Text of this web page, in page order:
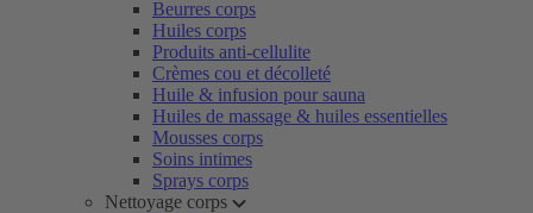
Beurres corps
Huiles corps
Produits anti-cellulite
Crèmes cou et décolleté
Huile & infusion pour sauna
Huiles de massage & huiles essentielles
Mousses corps
Soins intimes
Sprays corps
Nettoyage corps